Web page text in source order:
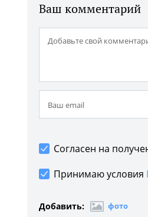
Ваш комментарий
Согласен на
Принимаю условия
Добавить: фото